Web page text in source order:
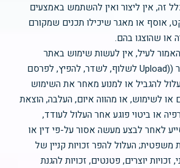
זה, אין ליצור ואין להשתמש באמצעים
אוסף או מאגר שיכילו תכנים שמקורם
או שהוצגו בהם.
לעיל, אין לעשות שימוש באתר
ובתכניו, להעלות לאתר ((Upload לשלוף, לשדר, להפיץ, לפרסם
להגביל או למנוע מאחר את השימוש
לשימוש, או מהווה איום, העלבה, הוצאת
או ביטוי פוגע אחר העלול לעודד,
לאחר לבצע מעשה אסור על-פי דין או
משפטית; העלול להפר זכויות קניין של
זכויות יוצרים, פטנטים, זכויות להגנת